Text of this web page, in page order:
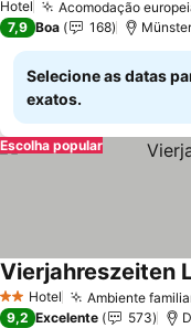
Hotel
Acomodação
7,9 Boa 168
Selecione as datas
exatos.
Escolha popular
2 Estrelas
Hotel Ambiente
Vierjahreszeiten
9,2 Excelente 573